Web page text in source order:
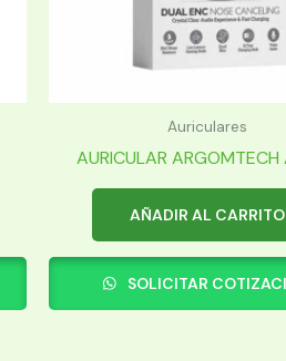
Auriculares
AURICULAR ARGOMTECH
AÑADIR AL CARRITO
SOLICITAR